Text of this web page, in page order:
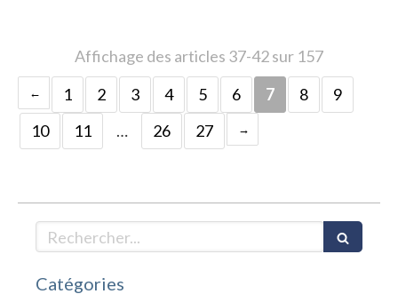
Affichage des articles 37-42 sur 157
1
2 3 4 5 6 7 8
9
10
11 … 26 27
Rechercher
Catégories